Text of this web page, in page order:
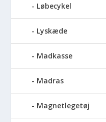
Løbecykel
Lyskæde
Madkasse
Madras
Magnetlegetøj